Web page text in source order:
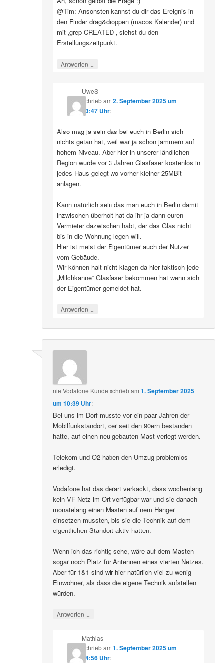
@Tim: Ansonsten kannst du dir das Ereignis in
den Finder drag&droppen (macos Kalender) und
mit ‚grep CREATED ‚ siehst du den
Erstellungszeitpunkt.
Antworten ↓
UweS
schriebam 2. September 2025 um
13:47 Uhr:
Also mag ja sein das bei euch in Berlin sich
nichts getan hat, weil war ja schon jammern auf
hohem Niveau. Aber hier in unserer ländlichen
Region wurde vor 3 Jahren Glasfaser kostenlos in
jedes Haus gelegt wo vorher kleiner 25MBit
anlagen.
Kann natürlich sein das man euch in Berlin damit
inzwischen überholt hat da ihr ja dann euren
Vermieter dazwischen habt, der das Glas nicht
bis in die Wohnung legen will.
Hier ist meist der Eigentümer auch der Nutzer
vom Gebäude.
Wir können halt nicht klagen da hier faktisch jede
„Milchkanne“ Glasfaser bekommen hat wenn sich
der Eigentümer gemeldet hat.
Antworten ↓
nie Vodafone Kunde schriebam1. September 2025
um 10:39 Uhr:
Bei uns im Dorf musste vor ein paar Jahren der
Mobilfunkstandort, der seit den 90ern bestanden
hatte, auf einen neu gebauten Mast verlegt werden.
Telekom und O2 haben den Umzug problemlos
erledigt.
Vodafone hat das derart verkackt, dass wochenlang
kein VF-Netz im Ort verfügbar war und sie danach
monatelang einen Masten auf nem Hänger
einsetzen mussten, bis sie die Technik auf dem
eigentlichen Standort aktiv hatten.
Wenn ich das richtig sehe, wäre auf dem Masten
sogar noch Platz für Antennen eines vierten Netzes.
Aber für 1&1 sind wir hier natürlich viel zu wenig
Einwohner, als dass die eigene Technik aufstellen
würden.
Antworten ↓
Mathias
schriebam 1. September 2025 um
14:56 Uhr: